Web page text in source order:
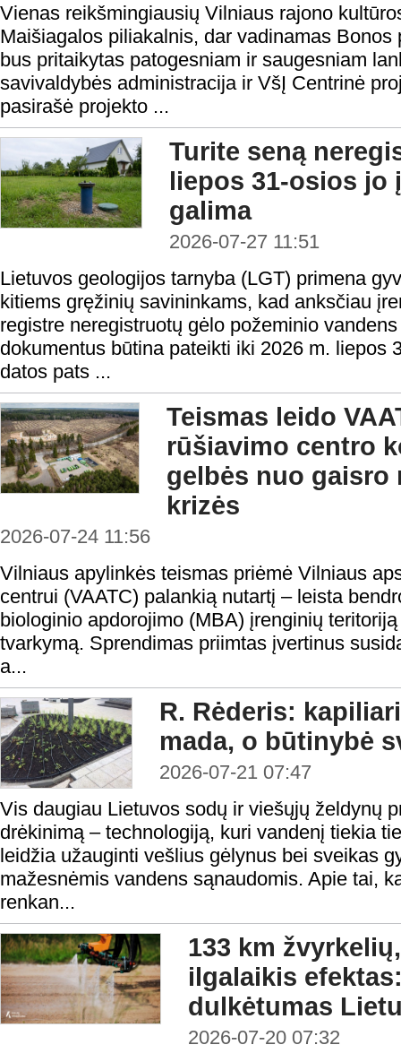
Vienas reikšmingiausių Vilniaus rajono
Maišiagalos piliakalnis, dar vadinamas
bus pritaikytas patogesniam ir saugesniam
savivaldybės administracija ir VšĮ Centrinė
pasirašė projekto ...
Turite seną
liepos 31-osios jo
galima
2026-07-27 11:51
Lietuvos geologijos tarnyba (LGT) primena
kitiems gręžinių savininkams, kad anksčiau
registre neregistruotų gėlo požeminio
dokumentus būtina pateikti iki 2026 m. liepos
datos pats ...
Teismas leido
rūšiavimo centro
gelbės nuo
krizės
2026-07-24 11:56
Vilniaus apylinkės teismas priėmė Vilniaus
centrui (VAATC) palankią nutartį – leista
biologinio apdorojimo (MBA) įrenginių
tvarkymą. Sprendimas priimtas įvertinus
a...
R. Rėderis:
mada, o būtinybė
2026-07-21 07:47
Vis daugiau Lietuvos sodų ir viešųjų želdynų
drėkinimą – technologiją, kuri vandenį tiekia
leidžia užauginti vešlius gėlynus bei sveikas
mažesnėmis vandens sąnaudomis. Apie tai,
renkan...
133 km
ilgalaikis
dulkėtumas
2026-07-20 07:32